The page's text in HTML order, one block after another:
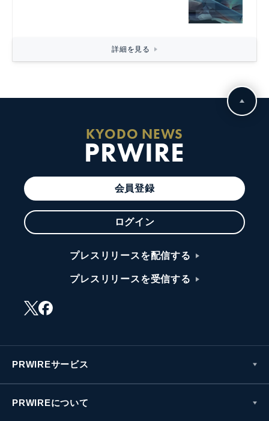
詳細を見る
KYODO NEWS
PRWIRE
会員登録
ログイン
プレスリリースを配信する
プレスリリースを受信する
PRWIREサービス
PRWIREについて